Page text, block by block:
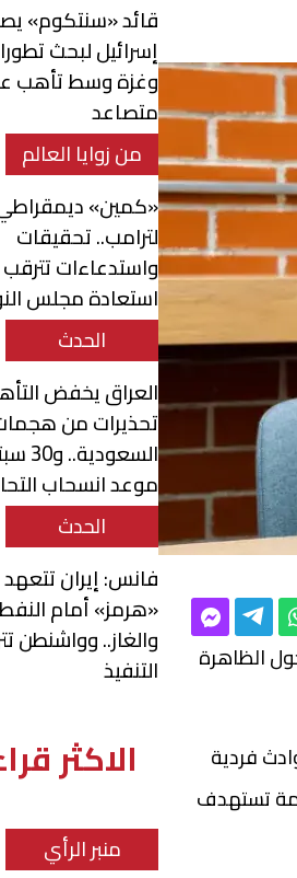
الظاهرة
فردية
تستهدف
قائد «سنتكوم»
إسرائيل لبحث
وغزة وسط تأهب
متصاعد
من زوايا العالم
«كمين»
لترامب.. تحقيقات
واستدعاءات تترقب
استعادة مجلس
الحدث
العراق يخفض
تحذيرات من
موعد انسحاب
الحدث
فانس: إيران
«هرمز» أمام
والغاز.. وواشنطن
التنفيذ
الاكثر
منبر الرأي